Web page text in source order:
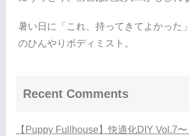
暑い日に「これ、持ってきてよかった
のひんやりボディミスト。
Recent Comments
【Puppy Fullhouse】快適化DIY Vol.7